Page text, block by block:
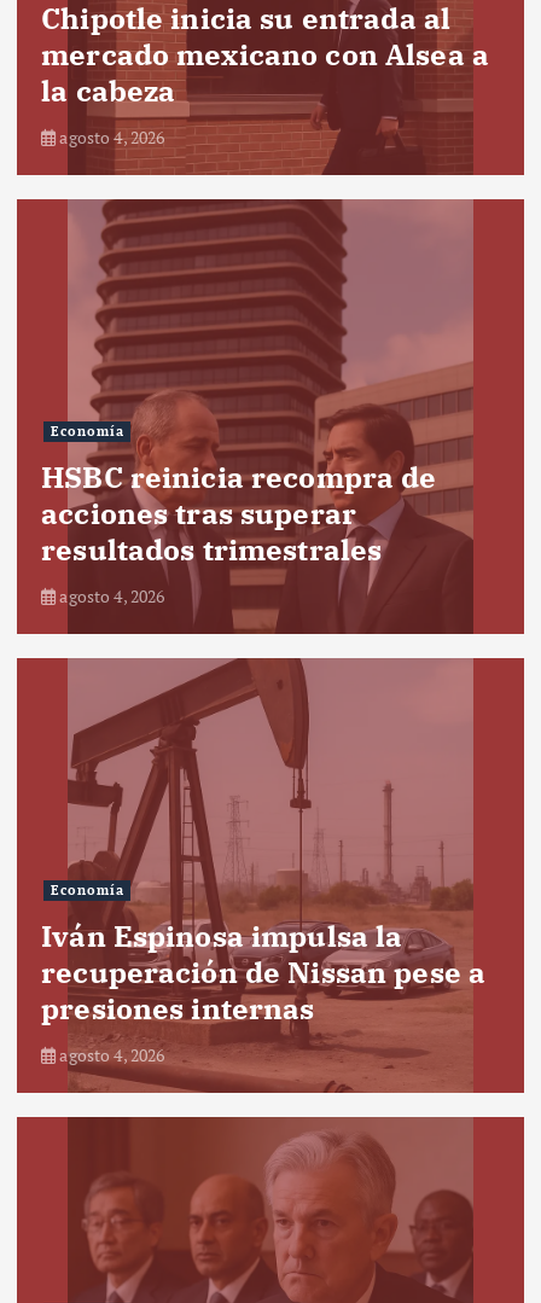
Chipotle inicia su entrada al
mercado mexicano con Alsea a
la cabeza
agosto 4, 2026
Economía
HSBC reinicia recompra de
acciones tras superar
resultados trimestrales
agosto 4, 2026
Economía
Iván Espinosa impulsa la
recuperación de Nissan pese a
presiones internas
agosto 4, 2026